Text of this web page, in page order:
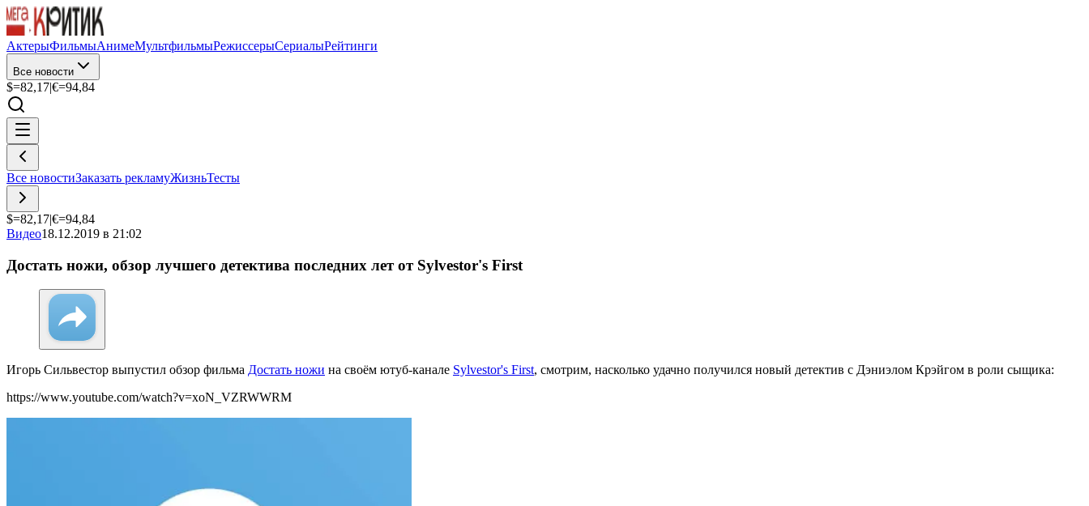
АктерыФильмыАнимеМультфильмыРежиссерыСериалыРейтинги
Все новости
$=82,17|€=94,84
Все новостиЗаказать рекламуЖизньТесты
$=82,17|€=94,84
Видео18.12.2019 в 21:02
Достать ножи, обзор лучшего детектива последних лет от Sylvestor's First
Игорь Сильвестор выпустил обзор фильма Достать ножи на своём ютуб-канале Sylvestor's First, смотрим, насколько удачно получился новый детектив с Дэниэлом Крэйгом в роли сыщика:
https://www.youtube.com/watch?v=xoN_VZRWWRM